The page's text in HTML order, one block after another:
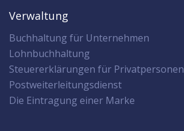
Verwaltung
Buchhaltung für Unternehmen
Lohnbuchhaltung
Steuererklärungen für Privatpersonen
Postweiterleitungsdienst
Die Eintragung einer Marke